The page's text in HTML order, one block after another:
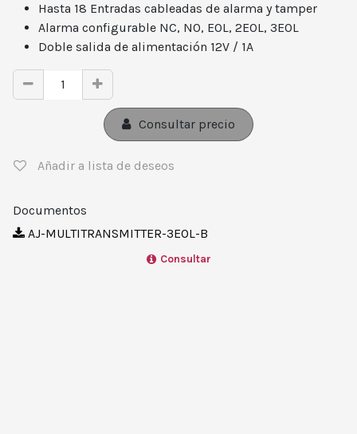
Hasta 18 Entradas cableadas de alarma y tamper
Alarma configurable NC, NO, EOL, 2EOL, 3EOL
Doble salida de alimentación 12V / 1A
Consultar precio
Añadir a lista de deseos
Documentos
AJ-MULTITRANSMITTER-3EOL-B
Consultar